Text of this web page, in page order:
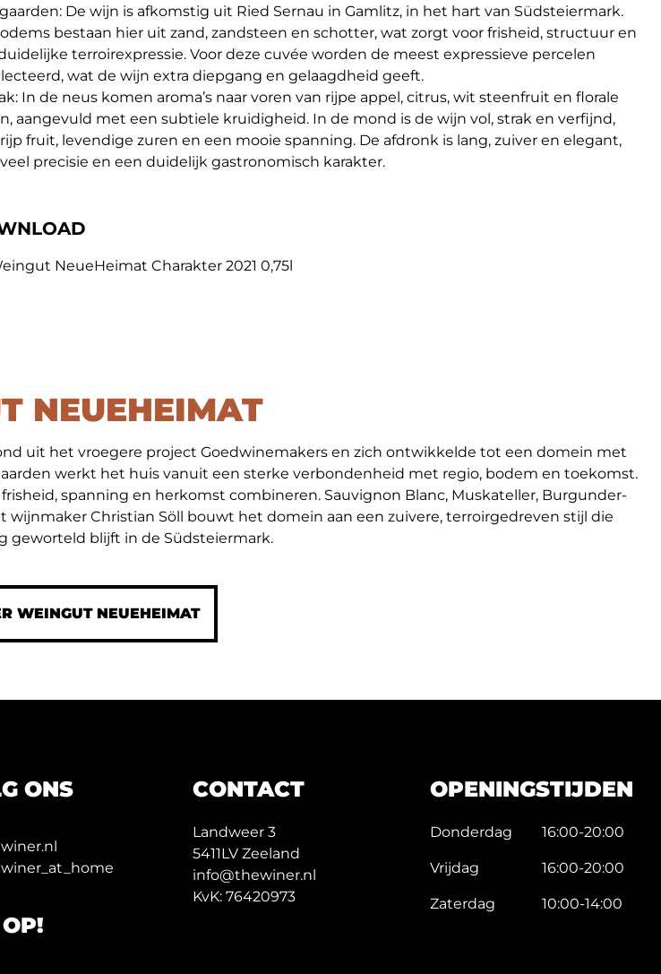
De wijn is afkomstig uit Ried Sernau in Gamlitz, in het hart van Südsteiermark.
bestaan hier uit zand, zandsteen en schotter, wat zorgt voor frisheid, structuur en
terroirexpressie. Voor deze cuvée worden de meest expressieve percelen
wat de wijn extra diepgang en gelaagdheid geeft.
In de neus komen aroma’s naar voren van rijpe appel, citrus, wit steenfruit en florale
aangevuld met een subtiele kruidigheid. In de mond is de wijn vol, strak en verfijnd,
fruit, levendige zuren en een mooie spanning. De afdronk is lang, zuiver en elegant,
precisie en een duidelijk gastronomisch karakter.
NeueHeimat Charakter 2021 0,75l
NEUEHEIMAT
uit het vroegere project Goedwinemakers en zich ontwikkelde tot een domein met
werkt het huis vanuit een sterke verbondenheid met regio, bodem en toekomst.
spanning en herkomst combineren. Sauvignon Blanc, Muskateller, Burgunder-
Christian Söll bouwt het domein aan een zuivere, terroirgedreven stijl die
geworteld blijft in de Südsteiermark.
WEINGUT NEUEHEIMAT
ONS CONTACT
Landweer 3
5411LV Zeeland
info@thewiner.nl
KvK: 76420973
OPENINGSTIJDEN
Donderdag 16:00-20:00
Vrijdag 16:00-20:00
Zaterdag 10:00-14:00